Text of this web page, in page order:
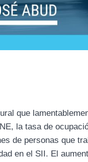
que
la tasa de
de personas que
en el SII. El